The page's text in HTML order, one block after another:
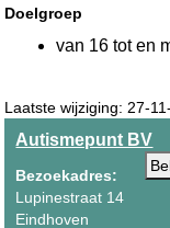
Doelgroep
van 16 tot en
Laatste wijziging: 27-
Autismepunt BV
Bezoekadres:
Lupinestraat 14
Eindhoven